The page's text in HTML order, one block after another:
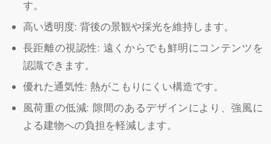
す。
高い透明度: 背後の景観や採光を維持します。
長距離の視認性: 遠くからでも鮮明にコンテンツを
認識できます。
優れた通気性: 熱がこもりにくい構造です。
風荷重の低減: 隙間のあるデザインにより、強風に
よる建物への負担を軽減します。